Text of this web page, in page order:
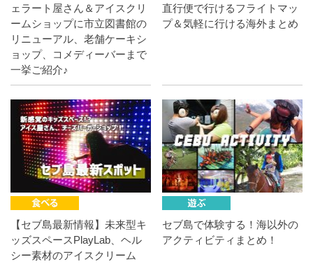
ェラート屋さん＆アイスクリ
ームショップに市立図書館の
リニューアル、老舗ケーキシ
ョップ、コメディーバーまで
一挙ご紹介♪
直行便で行けるフライトマッ
プ＆気軽に行ける海外まとめ
【セブ島最新情報】未来型キ
ッズスペースPlayLab、ヘル
シー素材のアイスクリーム
セブ島で体験する！海以外の
アクティビティまとめ！